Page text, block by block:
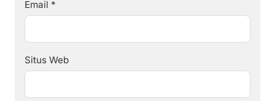
Email *
Situs Web